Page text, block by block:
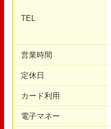
TEL
営業時間
定休日
カード利用
電子マネー